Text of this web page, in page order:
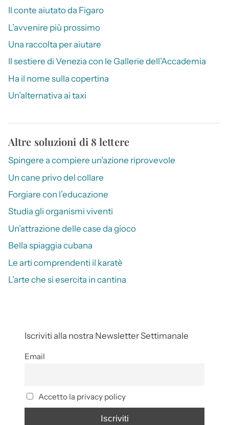
Il conte aiutato da Figaro
L’avvenire più prossimo
Una raccolta per aiutare
Il sestiere di Venezia con le Gallerie dell’Accademia
Ha il nome sulla copertina
Un’alternativa ai taxi
Altre soluzioni di 8 lettere
Spingere a compiere un’azione riprovevole
Un cane privo del collare
Forgiare con l’educazione
Studia gli organismi viventi
Un’attrazione delle case da gioco
Bella spiaggia cubana
Le arti comprendenti il karatè
L’arte che si esercita in cantina
Iscriviti alla nostra Newsletter Settimanale
Email
Accetto la privacy policy